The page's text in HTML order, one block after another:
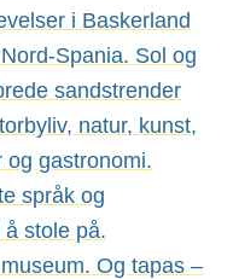
i Baskerland
Spania. Sol og
sandstrender
natur, kunst,
og gastronomi.
språk og
stole på.
Og tapas –